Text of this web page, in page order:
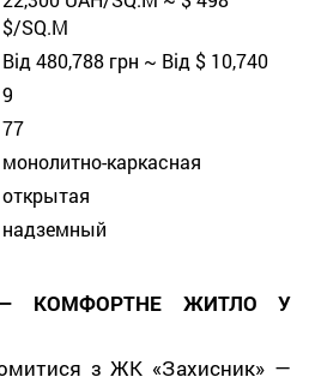
$/SQ.M
Від 480,788 грн ~ Від $ 10,740
9
77
монолитно-каркасная
открытая
надземный
КОМФОРТНЕ ЖИТЛО У
з ЖК «Захисник» —